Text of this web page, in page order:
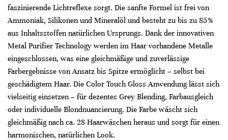
faszinierende Lichtreflexe sorgt. Die sanfte Formel ist frei von
Ammoniak, Silikonen und Mineralöl und besteht zu bis zu 85 %
aus Inhaltsstoffen natürlichen Ursprungs. Dank der innovativen
Metal Purifier Technology werden im Haar vorhandene Metalle
eingeschlossen, was eine gleichmäßige und zuverlässige
Farbergebnisse von Ansatz bis Spitze ermöglicht – selbst bei
geschädigtem Haar. Die Color Touch Gloss Anwendung lässt sich
vielseitig einsetzen – für dezentes Grey Blending, Farbausgleich
oder individuelle Blondnuancierung. Die Farbe wäscht sich
gleichmäßig nach ca. 28 Haarwäschen heraus und sorgt für einen
harmonischen, natürlichen Look.